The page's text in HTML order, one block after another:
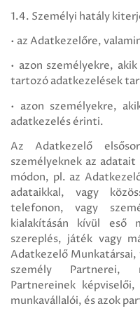
1.4. Személyi hatály
• az Adatkezelőre,
• azon személyekre,
tartozó adatkezelések
• azon személyekre,
adatkezelés érinti.
Az Adatkezelő
személyeknek az
módon, pl. az
adataikkal, vagy
telefonon, vagy
kialakításán kívül eső
szereplés, játék vagy
Adatkezelő
személy Partnerei,
Partnereinek
munkavállalói, és azok